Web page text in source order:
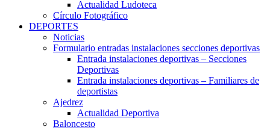
Actualidad Ludoteca
Círculo Fotográfico
DEPORTES
Noticias
Formulario entradas instalaciones secciones deportivas
Entrada instalaciones deportivas – Secciones
Deportivas
Entrada instalaciones deportivas – Familiares de
deportistas
Ajedrez
Actualidad Deportiva
Baloncesto